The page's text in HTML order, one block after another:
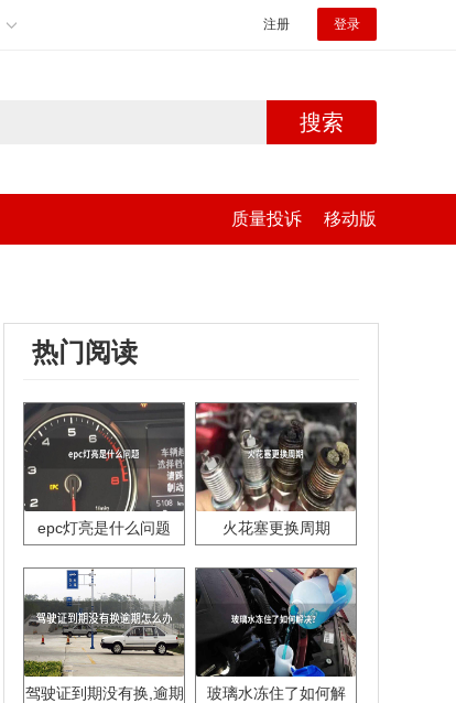
注册 登录
搜索
质量投诉 移动版
热门阅读
epc灯亮是什么问题 火花塞更换周期
驾驶证到期没有换,逾期
玻璃水冻住了如何解